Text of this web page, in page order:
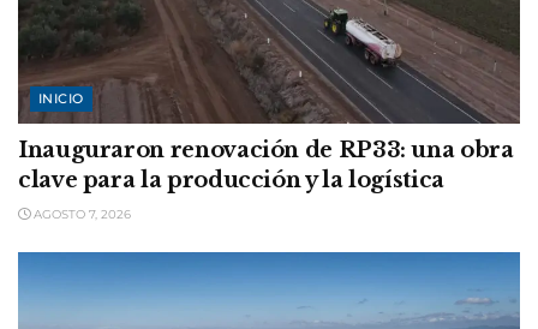
INICIO
Inauguraron renovación de RP33: una obra
clave para la producción y la logística
AGOSTO 7, 2026